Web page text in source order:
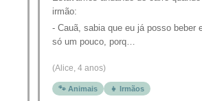
irmão:
- Cauã, sabia que eu já posso beber
só um pouco, porq…
(Alice, 4 anos)
🐾 Animais 👧 Irmãos